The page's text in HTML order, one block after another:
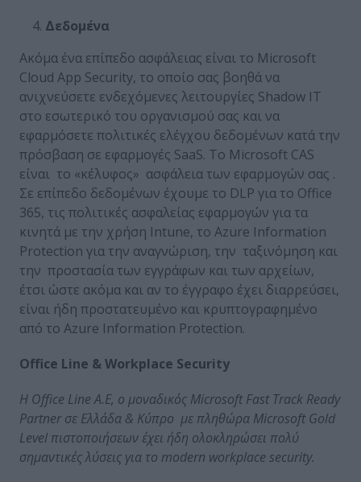
Δεδομένα
Ακόμα ένα επίπεδο ασφάλειας είναι το Microsoft
Cloud App Security, το οποίο σας βοηθά να
ανιχνεύσετε ενδεχόμενες λειτουργίες Shadow IT
στο εσωτερικό του οργανισμού σας και να
εφαρμόσετε πολιτικές ελέγχου δεδομένων κατά την
πρόσβαση σε εφαρμογές SaaS. Το Microsoft CAS
είναι το «κέλυφος» ασφάλεια των εφαρμογών σας .
Σε επίπεδο δεδομένων έχουμε το DLP για το Office
365, τις πολιτικές ασφαλείας εφαρμογών για τα
κινητά με την χρήση Intune, το Azure Information
Protection για την αναγνώριση, την ταξινόμηση και
την προστασία των εγγράφων και των αρχείων,
έτσι ώστε ακόμα και αν το έγγραφο έχει διαρρεύσει,
είναι ήδη προστατευμένο και κρυπτογραφημένο
από το Azure Information Protection.
Office Line &Workplace Security
Η Office LineA.E, o μοναδικός MicrosoftFast Track Ready
Partner σε Ελλάδα & Κύπρο με πληθώρα MicrosoftGold
Level πιστοποιήσεων έχει ήδη ολοκληρώσει πολύ
σημαντικές λύσεις για το modern workplace security.